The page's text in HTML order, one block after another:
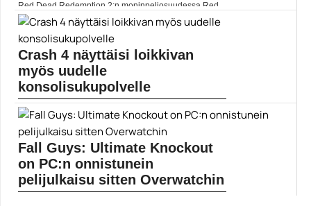
Red Dead Redemption 2:n moninpeliosuudessa Red
Dead Onlinessa yksi iso osuus on pelata erilaisia
tarjolla olevia minipelejä, joista yksi on tietenkin
perinteinen pokeri.... Lue koko artikkeli:
https://www.gamereactor.fi/uutiset/646683/Red+Dead+Online...
Yleinen
Crash 4 näyttäisi loikkivan
myös uudelle
konsolisukupolvelle
Kaksoishyppy nykykonsoleilta tulevalle laitteistolle. ]]>
Lue koko artikkeli:
https://www.gamereactor.fi/uutiset/789893/
rs=rss...
Yleinen
Fall Guys: Ultimate Knockout
on PC:n onnistunein
pelijulkaisu sitten Overwatchin